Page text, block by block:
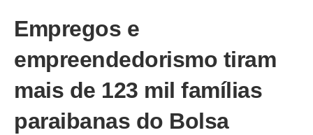
Empregos e
empreendedorismo tiram
mais de 123 mil famílias
paraibanas do Bolsa